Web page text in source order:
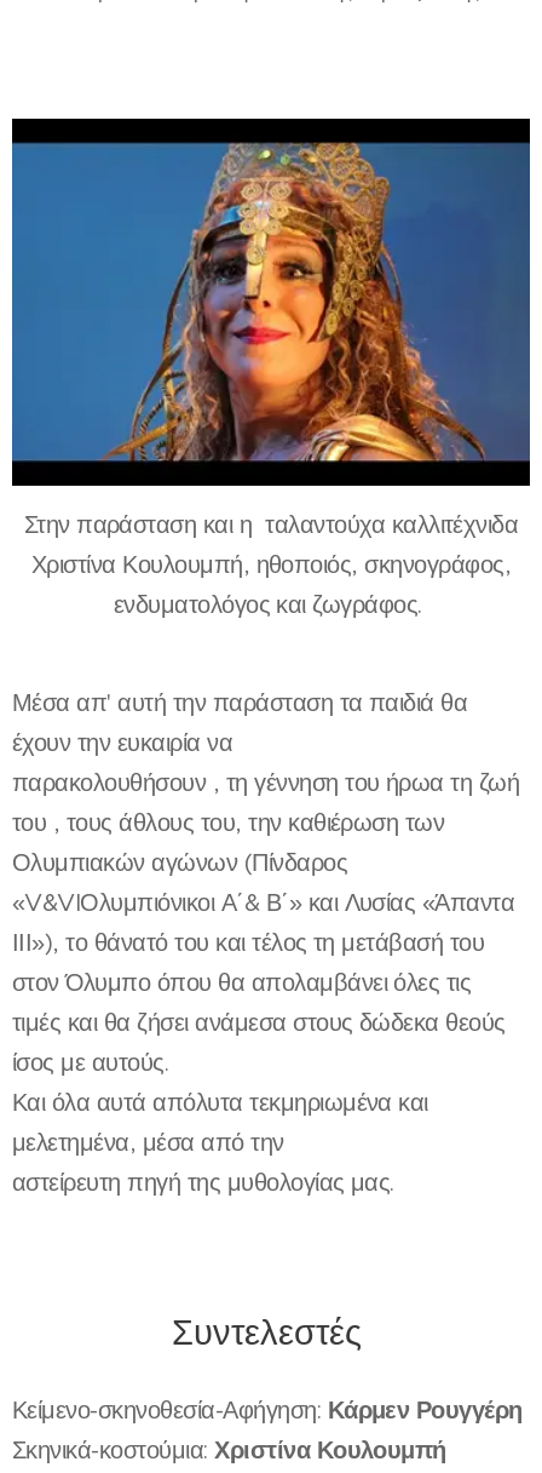
Στην παράσταση και η ταλαντούχα καλλιτέχνιδα
Χριστίνα Κουλουμπή, ηθοποιός, σκηνογράφος,
ενδυματολόγος και ζωγράφος.
Μέσα απ' αυτή την παράσταση τα παιδιά θα
έχουν την ευκαιρία να
παρακολουθήσουν , τη γέννηση του ήρωα τη ζωή
του , τους άθλους του, την καθιέρωση των
Ολυμπιακών αγώνων (Πίνδαρος
«V&VIΟλυμπιόνικοι Α΄& Β΄» και Λυσίας «Άπαντα
ΙΙΙ»), το θάνατό του και τέλος τη μετάβασή του
στον Όλυμπο όπου θα απολαμβάνει όλες τις
τιμές και θα ζήσει ανάμεσα στους δώδεκα θεούς
ίσος με αυτούς.
Και όλα αυτά απόλυτα τεκμηριωμένα και
μελετημένα, μέσα από την
αστείρευτη πηγή της μυθολογίας μας.
Συντελεστές
Κείμενο-σκηνοθεσία-Αφήγηση: Κάρμεν Ρουγγέρη
Σκηνικά-κοστούμια:Χριστίνα Κουλουμπή